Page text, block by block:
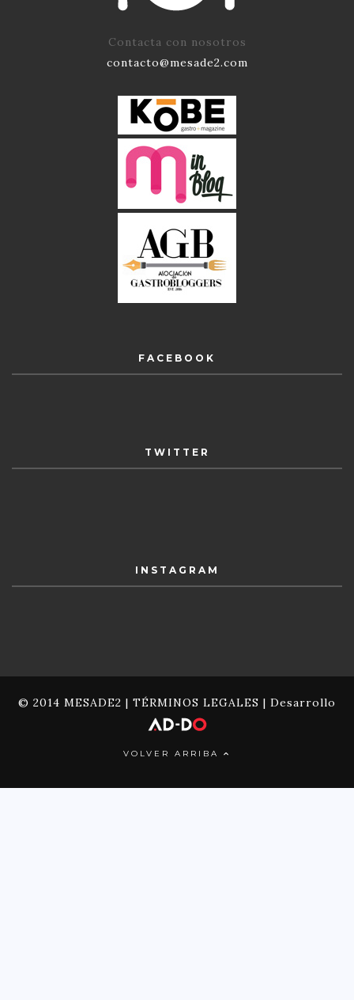
Contacta con nosotros
contacto@mesade2.com
FACEBOOK
TWITTER
INSTAGRAM
© 2014 MESADE2 | TÉRMINOS LEGALES | Desarrollo
VOLVER ARRIBA